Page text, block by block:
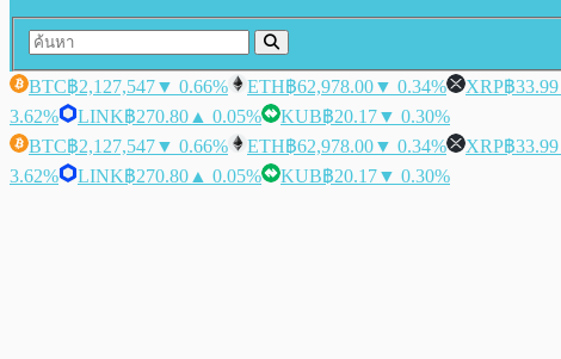
BTC฿2,127,547▼ 0.66% ETH฿62,978.00▼ 0.34% XRP฿33.99
3.62%
LINK฿270.80 ▲ 0.05% KUB฿20.17▼ 0.30%
BTC฿2,127,547▼ 0.66% ETH฿62,978.00▼ 0.34% XRP฿33.99
3.62%
LINK฿270.80 ▲ 0.05% KUB฿20.17▼ 0.30%